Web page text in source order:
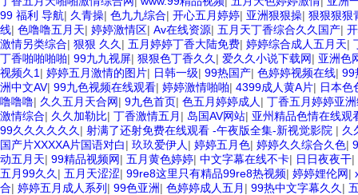
99 福利 导航| 久青操| 色九九综合| 开心五月婷婷| 亚洲狠狠操| 狠狠狠狠
线| 色噜噜五月天| 婷婷激情区| Av在线资源| 五月天丁香综合久久国产|
激情另类综合| 狠狠 久久 | 五月婷婷丁香大陆免费| 婷婷综合成人五月天|
丁香啪啪啪啪| 99九九视屏| 狠狠色丁香久久 | 爱久久小说下载网| 亚洲色
视频久1 | 婷婷五月激情的图片| 日韩一级| 99热国产| 色婷婷视频在线| 99
洲中文AV| 99九色视频在线观看| 婷婷激情啪啪| 4399成人黄A片| 日本色
噜噜噜| 久久五月天合网| 9九色首页| 色五月婷婷成人 | 丁香五月婷婷亚
激情综合| 久久加勒比| 丁香激情五月 | 岛国AV网站| 亚州精品色情在线观
99久久久久久久 | 射满了还射免费在线观看 -午夜版全集-新视觉影院 | 久
国产片XXXXA片国语对白| 玖玖爱伊人 | 婷婷五月色| 婷婷久久综合久色|
动五月天| 99精品视频网| 五月黄色婷婷| 中文字幕在线不卡| 日日夜夜干|
五月99久久 | 五月天涩涩| 99re8这里只有精品99re8热视频| 婷婷娌伦网|
合| 婷婷五月成人系列 | 99色亚洲| 色婷婷成人五月 | 99热中文字幕久久 |